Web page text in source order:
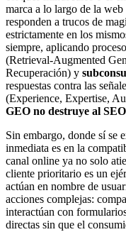
marca a lo largo de la
responden a trucos de
estrictamente en los
siempre, aplicando
(Retrieval-Augmented
Recuperación) y
respuestas contra las
(Experience, Expertise,
GEO no destruye al
Sin embargo, donde sí se
inmediata es en la
canal online ya no solo
cliente prioritario es un
actúan en nombre de
acciones complejas:
interactúan con
directas sin que el